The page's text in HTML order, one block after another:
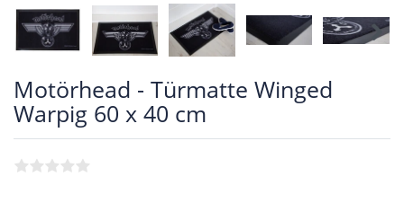
Motörhead - Türmatte Winged
Warpig 60 x 40 cm